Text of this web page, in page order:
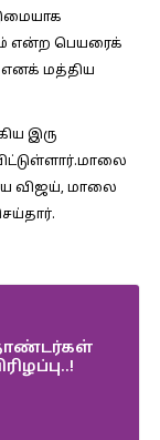
என்ற பெயரைக்
எனக் மத்திய
இரு
விஜய், மாலை